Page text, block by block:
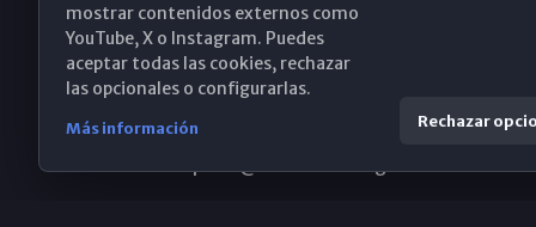
Santa María, 18-20. 29015 Málaga
(+34) 952 224 386
mostrar contenidos externos como
YouTube, X o Instagram. Puedes
aceptar todas las cookies, rechazar
las opcionales o configurarlas.
Más información Rechazar